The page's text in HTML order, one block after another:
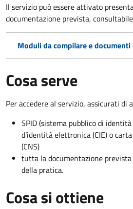
Il servizio può essere attivato
documentazione prevista,
Moduli da compilare e documenti
Cosa serve
Per accedere al servizio, assicurati di
SPID (sistema pubblico di
d’identità elettronica (CIE) o
(CNS)
tutta la documentazione
della pratica.
Cosa si ottiene